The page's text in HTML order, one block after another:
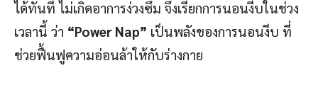
ได้ทันที ไม่เกิดอาการง่วงซึม จึงเรียกการนอนงีบในช่วง
เวลานี้ ว่า “Power Nap” เป็นพลังของการนอนงีบ ที่
ช่วยฟื้นฟูความอ่อนล้าให้กับร่างกาย